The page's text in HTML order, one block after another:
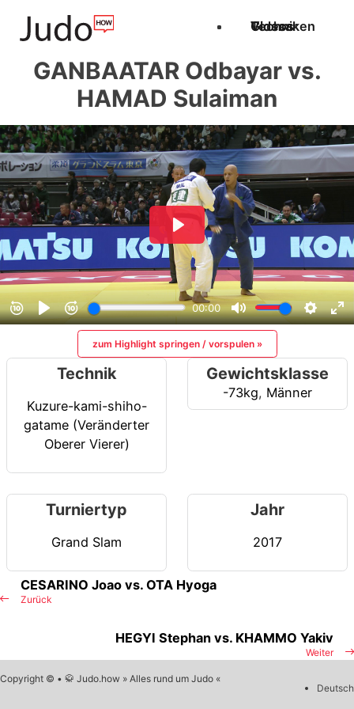
Techniken
Videos
Glossar
GANBAATAR Odbayar vs.
HAMAD Sulaiman
zum Highlight springen / vorspulen »
Technik
Kuzure-kami-shiho-
gatame (Veränderter
Oberer Vierer)
Gewichtsklasse
-73kg, Männer
Turniertyp
Grand Slam
Jahr
2017
Zurück
CESARINO Joao vs. OTA Hyoga
Weiter
HEGYI Stephan vs. KHAMMO Yakiv
Copyright © • 🥋 Judo.how » Alles rund um Judo «
Deutsch